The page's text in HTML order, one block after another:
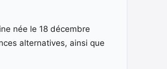
née le 18 décembre
alternatives, ainsi que